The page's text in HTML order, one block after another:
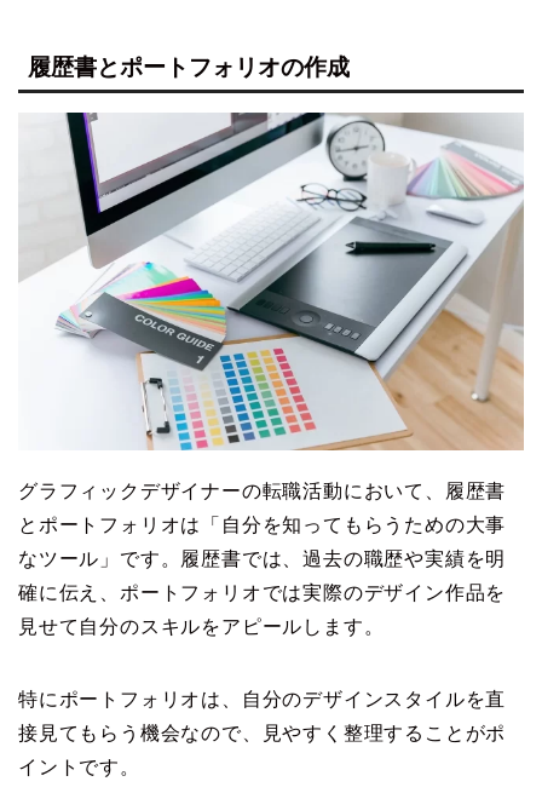
履歴書とポートフォリオの作成
グラフィックデザイナーの転職活動において、履歴書
とポートフォリオは「自分を知ってもらうための大事
なツール」です。履歴書では、過去の職歴や実績を明
確に伝え、ポートフォリオでは実際のデザイン作品を
見せて自分のスキルをアピールします。
特にポートフォリオは、自分のデザインスタイルを直
接見てもらう機会なので、見やすく整理することがポ
イントです。